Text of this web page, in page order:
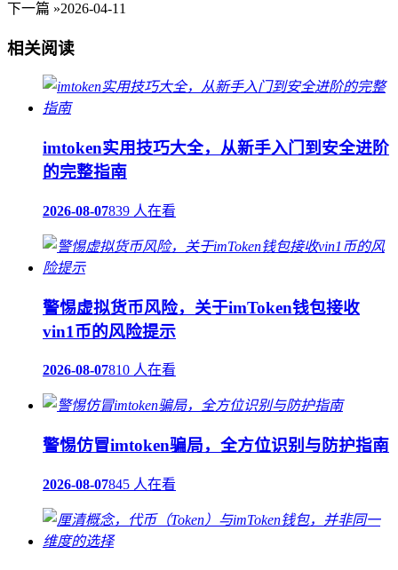
下一篇 »2026-04-11
相关阅读
imtoken实用技巧大全，从新手入门到安全进阶
的完整指南
2026-08-07839 人在看
警惕虚拟货币风险，关于imToken钱包接收
vin1币的风险提示
2026-08-07810 人在看
警惕仿冒imtoken骗局，全方位识别与防护指南
2026-08-07845 人在看